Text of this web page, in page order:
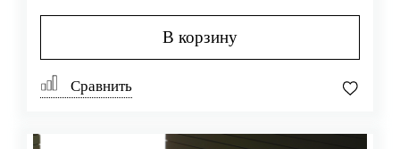
В корзину
Сравнить